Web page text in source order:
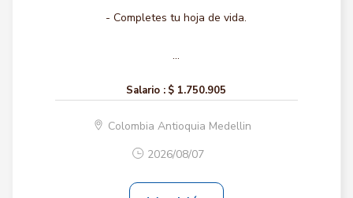
- Completes tu hoja de vida.
...
Salario : $ 1.750.905
Colombia Antioquia Medellin
2026/08/07